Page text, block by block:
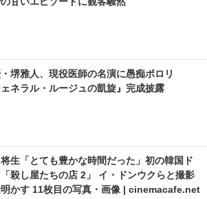
堺雅人、現役医師の名演に愚痴ポロリ
ェネラル・ルージュの凱旋』完成披露
生「とても豊かな時間だった」初の韓国ド
殺し屋たちの店 2」 イ・ドンウクらと撮影
かす 11枚目の写真・画像 | cinemacafe.net